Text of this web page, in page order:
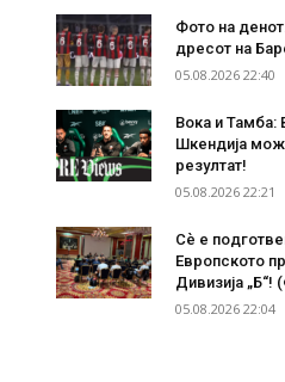
Фото на
дресот на
05.08.2026 22:40
Вока и Тамба:
Шкендија
резултат!
05.08.2026 22:21
Сѐ е
Европското
Дивизија
05.08.2026 22:04